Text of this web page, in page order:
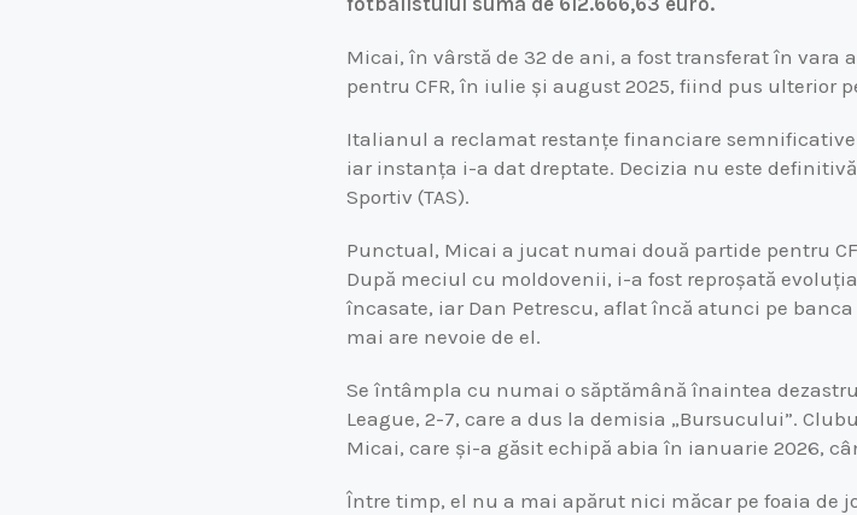
Micai, în vârstă de 32 de ani, a fost transferat în vara
pentru CFR, în iulie și august 2025, fiind pus ulterior
Italianul a reclamat restanțe financiare
iar instanța i-a dat dreptate. Decizia nu este
Sportiv (TAS).
Punctual, Micai a jucat numai două partide pentru
După meciul cu moldovenii, i-a fost reproșată
încasate, iar Dan Petrescu, aflat încă atunci pe
mai are nevoie de el.
Se întâmpla cu numai o săptămână înaintea
League, 2-7, care a dus la demisia „Bursucului”.
Micai, care și-a găsit echipă abia în ianuarie 2026,
Între timp, el nu a mai apărut nici măcar pe foaia de